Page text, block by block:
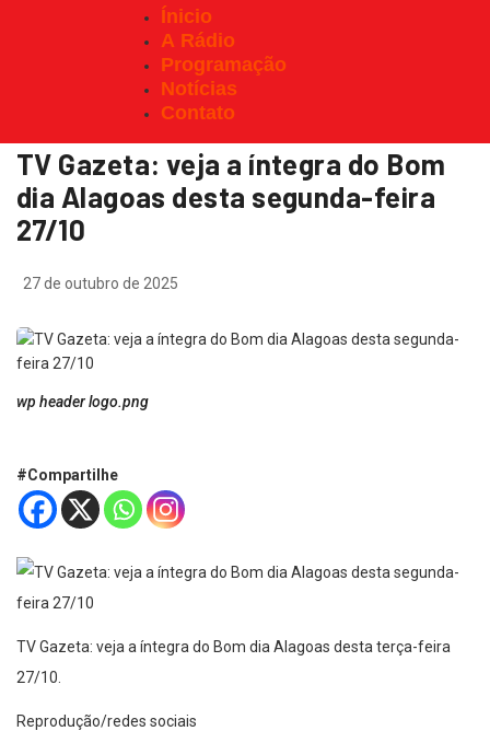
Ínicio
A Rádio
Programação
Notícias
Contato
Notícias TV Gazeta: veja…
TV Gazeta: veja a íntegra do Bom
dia Alagoas desta segunda-feira
27/10
27 de outubro de 2025
wp header logo.png
#Compartilhe
TV Gazeta: veja a íntegra do Bom dia Alagoas desta terça-feira
27/10.
Reprodução/redes sociais